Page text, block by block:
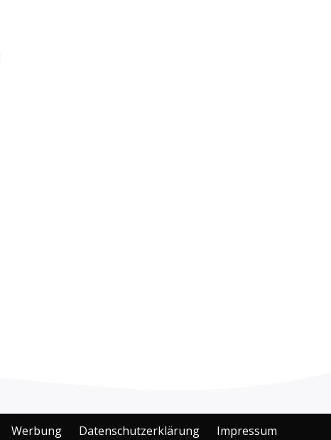
Werbung Datenschutzerklärung Impressum